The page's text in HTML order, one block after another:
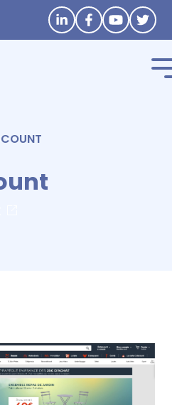
Stay in touch